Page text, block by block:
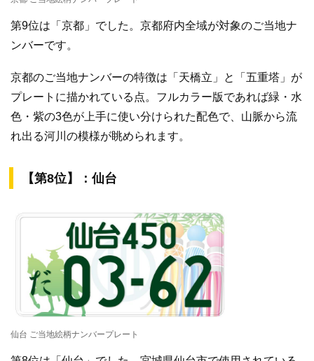
第9位は「京都」でした。京都府内全域が対象のご当地ナ
ンバーです。
京都のご当地ナンバーの特徴は「天橋立」と「五重塔」が
プレートに描かれている点。フルカラー版であれば緑・水
色・紫の3色が上手に使い分けられた配色で、山脈から流
れ出る河川の模様が眺められます。
【第8位】：仙台
仙台 ご当地絵柄ナンバープレート